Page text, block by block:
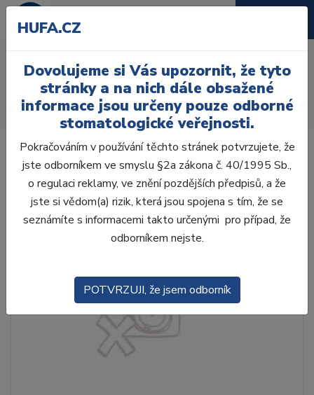
Úvod Laboratoř
Vosková modelace
Skusové vosky
Skusové šablony U měkké žluté 100 ks
HUFA.CZ
Dovolujeme si Vás upozornit, že tyto
stránky a na nich dále obsažené
informace jsou určeny pouze odborné
stomatologické veřejnosti.
Pokračováním v používání těchto stránek potvrzujete, že
jste odborníkem ve smyslu §2a zákona č. 40/1995 Sb.,
o regulaci reklamy, ve znění pozdějších předpisů, a že
jste si vědom(a) rizik, která jsou spojena s tím, že se
seznámíte s informacemi takto určenými pro případ, že
odborníkem nejste.
POTVRZUJI, že jsem odborník